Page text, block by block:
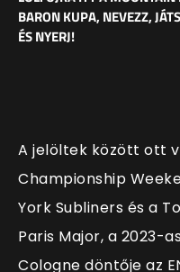
BARON KUPA, NEVEZZ,
ÉS NYERJ!
A jelöltek között ott
Championship
York Subliners és a
Paris Major, a 2023-
Cologne döntője az